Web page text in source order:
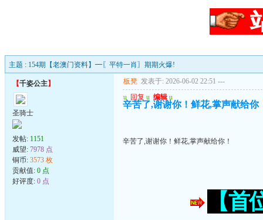
主题 : 154期【老澳门资料】━〖平特一肖〗期期火爆!
【千姿公主】
圣骑士
发帖: 1151
威望: 7978 点
铜币: 3573 枚
贡献值: 0 点
好评度: 0 点
板凳 发表于: 2026-06-02 22:51 ---
u 回复 u 编辑 u
辛苦了,谢谢你！鲜花,掌声献给你
辛苦了,谢谢你！鲜花,掌声献给你！
【